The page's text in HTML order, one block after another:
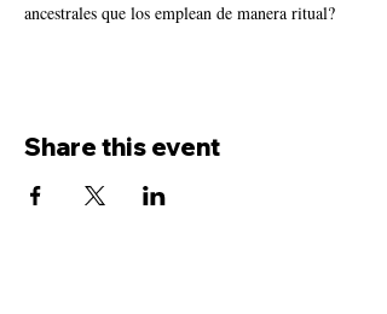
ancestrales que los emplean de manera ritual?
Share this event